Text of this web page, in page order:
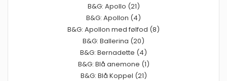
B&G: Apollo (21)
B&G: Apollon (4)
B&G: Apollon med følfod (8)
B&G: Ballerina (20)
B&G: Bernadette (4)
B&G: Blå anemone (1)
B&G: Blå Koppel (21)